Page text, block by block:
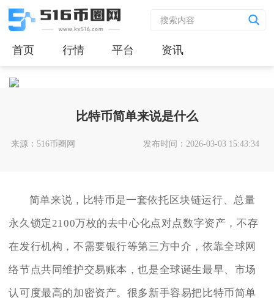
首页 行情 平台 资讯
比特币简单来说是什么
来源：516币圈网 发布时间：2026-03-03 15:43:34
简单来说，比特币是一套依托区块链运行、总量
永久锁定2100万枚的去中心化点对点数字资产，不存
在发行机构，不需要银行等第三方中介，依靠全球网
络节点共同维护交易账本，也是全球诞生最早、市场
认可度最高的加密资产。很多新手容易把比特币简单